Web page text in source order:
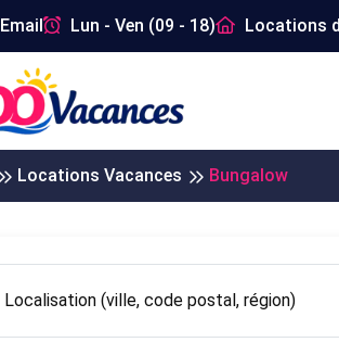
Email Lun - Ven (09 - 18) Locations
Locations Vacances Bungalow